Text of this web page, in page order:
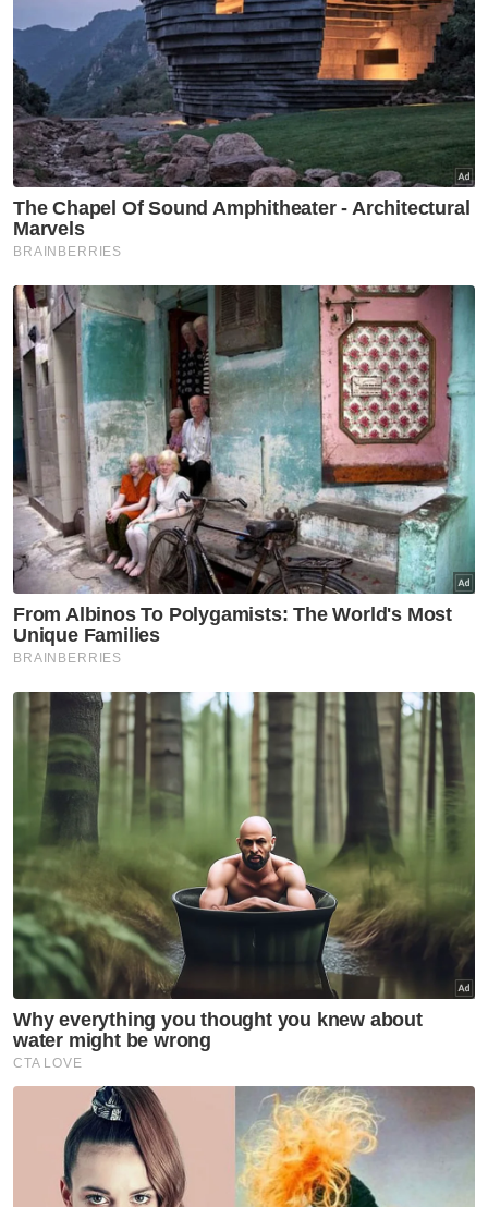
Muat turun aplikasi Sinar Harian.Klik di sini!
PRN Johor
PRN Negeri Sembilan
Pas
Bersatu
Artikel Disyorkan
Kesatuan Pondok-pondok
Kelantan tidak mewakili
pendirian semua institusi
pondok di negeri ini
Politik
Dewan Ulama Pas pertahan
Abdul Hadi dakwaan DAP mahu
hapuskan Islam, Melayu
Kemelut PN: RoS digesa segera
campur tangan - Tun Faisal
Politik